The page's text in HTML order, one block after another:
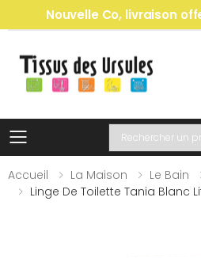
Nouvelle Co, livraison
Toggle mobile
Recherche
Accueil
La Maison Le Bain
Linge De Toilette Tania Blanc